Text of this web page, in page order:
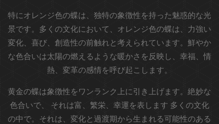
特にオレンジ色の蝶は、独特の象徴性を持った魅惑的な光
景です。多くの文化において、オレンジ色の蝶は、力強い
変化、喜び、創造性の前触れと考えられています。鮮やか
な色合いは太陽の燃えるような暖かさを反映し、幸福、情
熱、変革の感情を呼び起こします。
黄金の蝶は象徴性をワンランク上に引き上げます。絶妙な
色合いで、
それは富、繁栄、幸運を表します 多くの文化
の中で。それは、変化と過渡期から生まれる可能性のある